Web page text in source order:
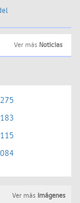
Ver más Noticias
Ver más Imágenes